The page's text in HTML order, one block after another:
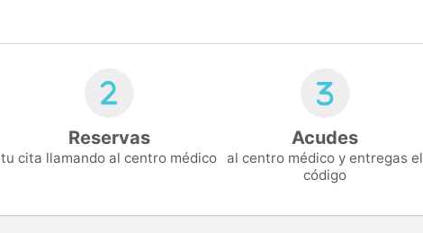
Reservas
tu cita llamando al centro médico
Acudes
al centro médico y entregas el
código